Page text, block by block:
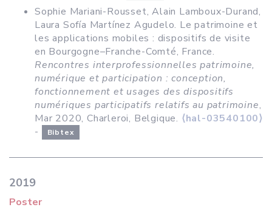
Sophie Mariani-Rousset, Alain Lamboux-Durand,
Laura Sofía Martínez Agudelo. Le patrimoine et
les applications mobiles : dispositifs de visite
en Bourgogne–Franche-Comté, France.
Rencontres interprofessionnelles patrimoine,
numérique et participation : conception,
fonctionnement et usages des dispositifs
numériques participatifs relatifs au patrimoine,
Mar 2020, Charleroi, Belgique. ⟨hal-03540100⟩
-
Bibtex
2019
Poster